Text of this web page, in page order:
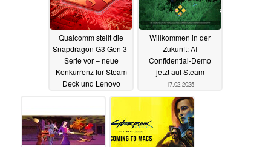
Qualcomm stellt die
Snapdragon G3 Gen 3-
Serie vor – neue
Konkurrenz für Steam
Deck und Lenovo
17.03.2025
Willkommen in der
Zukunft: AI
Confidential-Demo
jetzt auf Steam
17.02.2025